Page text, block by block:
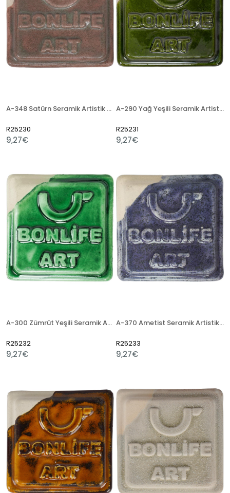
A-348 Satürn Seramik Artistik Sır
R25230
9,27€
A-290 Yağ Yeşili Seramik Artistik Sır
R25231
9,27€
A-300 Zümrüt Yeşili Seramik Artistik Sır
R25232
9,27€
A-370 Ametist Seramik Artistik Sır
R25233
9,27€